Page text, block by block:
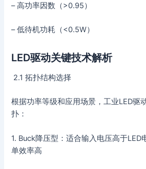
– 高功率因数（>0.95）
– 低待机功耗（<0.5W）
LED驱动关键技术解析
2.1 拓扑结构选择
根据功率等级和应用场景，工业LED驱
扑：
1. Buck降压型：适合输入电压高于LED
单效率高